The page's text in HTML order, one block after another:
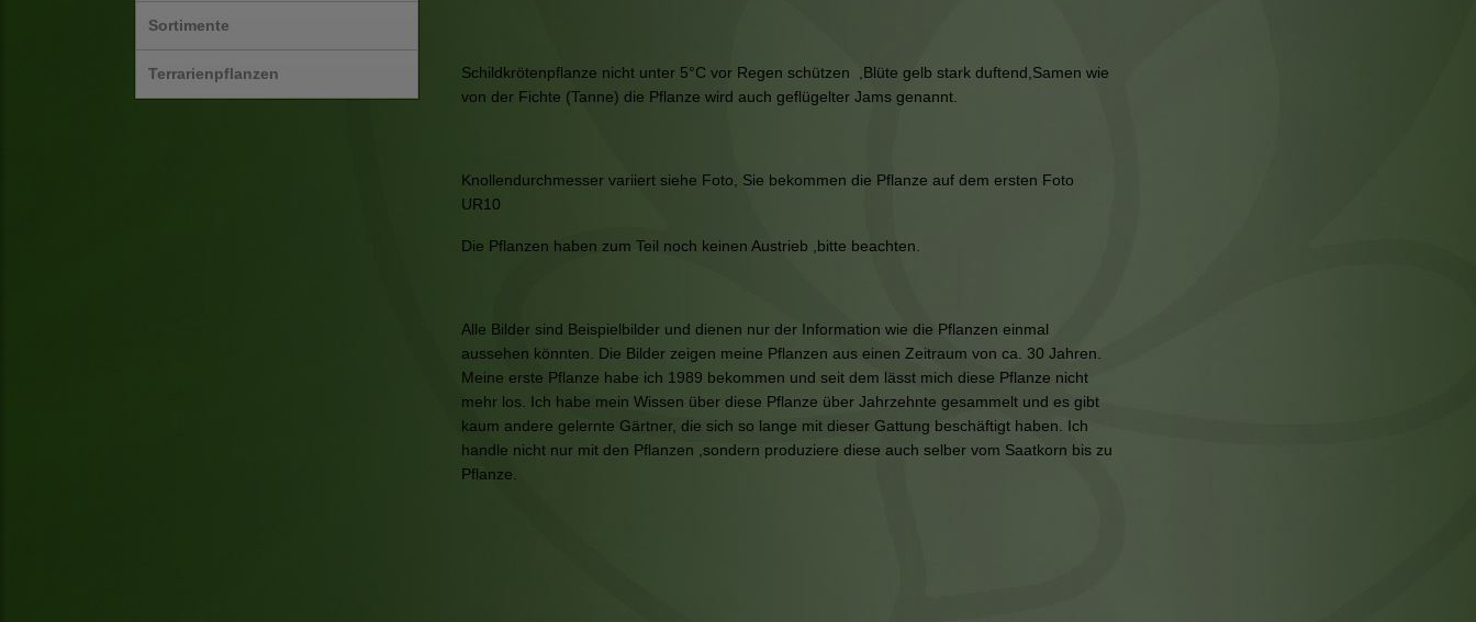
Sortimente
Terrarienpflanzen
Schildkrötenpflanze nicht unter 5°C vor Regen schützen ,Blüte gelb stark duftend,Samen wie
von der Fichte (Tanne) die Pflanze wird auch geflügelter Jams genannt.
Knollendurchmesser variiert siehe Foto, Sie bekommen die Pflanze auf dem ersten Foto
UR10
Die Pflanzen haben zum Teil noch keinen Austrieb ,bitte beachten.
Alle Bilder sind Beispielbilder und dienen nur der Information wie die Pflanzen einmal
aussehen könnten. Die Bilder zeigen meine Pflanzen aus einen Zeitraum von ca. 30 Jahren.
Meine erste Pflanze habe ich 1989 bekommen und seit dem lässt mich diese Pflanze nicht
mehr los. Ich habe mein Wissen über diese Pflanze über Jahrzehnte gesammelt und es gibt
kaum andere gelernte Gärtner, die sich so lange mit dieser Gattung beschäftigt haben. Ich
handle nicht nur mit den Pflanzen ,sondern produziere diese auch selber vom Saatkorn bis zu
Pflanze.